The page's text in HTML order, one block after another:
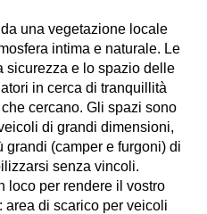
una vegetazione locale
intima e naturale. Le
sicurezza e lo spazio delle
in cerca di tranquillità
cercano. Gli spazi sono
di grandi dimensioni,
(camper e furgoni) di
senza vincoli.
loco per rendere il vostro
di scarico per veicoli